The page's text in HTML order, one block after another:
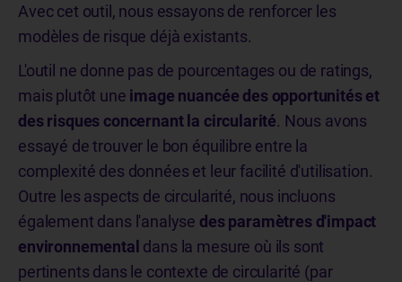
Avec cet outil, nous essayons de renforcer les
modèles de risque déjà existants.
L'outil ne donne pas de pourcentages ou de ratings,
mais plutôt une image nuancée des opportunités et
des risques concernant la circularité. Nous avons
essayé de trouver le bon équilibre entre la
complexité des données et leur facilité d'utilisation.
Outre les aspects de circularité, nous incluons
également dans l'analyse des paramètres d'impact
environnemental dans la mesure où ils sont
pertinents dans le contexte de circularité (par